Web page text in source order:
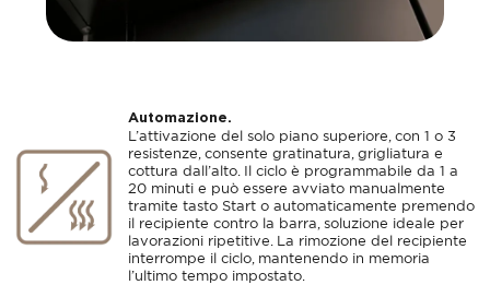
Automazione.
L’attivazione del solo piano superiore, con 1 o 3
resistenze, consente gratinatura, grigliatura e
cottura dall’alto. Il ciclo è programmabile da 1 a
20 minuti e può essere avviato manualmente
tramite tasto Start o automaticamente premendo
il recipiente contro la barra, soluzione ideale per
lavorazioni ripetitive. La rimozione del recipiente
interrompe il ciclo, mantenendo in memoria
l’ultimo tempo impostato.